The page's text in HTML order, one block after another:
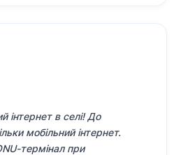
інтернет в селі! До
мобільний інтернет.
термінал при